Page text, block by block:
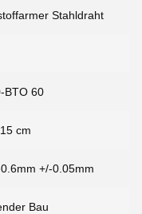
Stahldraht
BTO 60
cm
+/-0.05mm
Bau